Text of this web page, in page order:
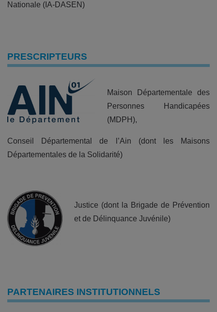
Nationale (IA-DASEN)
PRESCRIPTEURS
Maison Départementale des
Personnes Handicapées
(MDPH),
Conseil Départemental de l’Ain (dont les Maisons
Départementales de la Solidarité)
Justice (dont la Brigade de Prévention
et de Délinquance Juvénile)
PARTENAIRES INSTITUTIONNELS